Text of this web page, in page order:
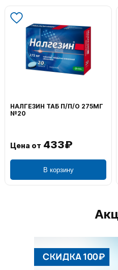
НАЛГЕЗИН ТАБ П/П/О 275МГ
№20
Цена от 433₽
В корзину